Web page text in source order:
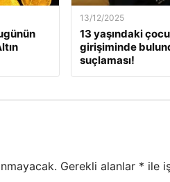
13/12/2025
13 yaşındaki
girişiminde
suçlaması!
Gerekli alanlar * ile